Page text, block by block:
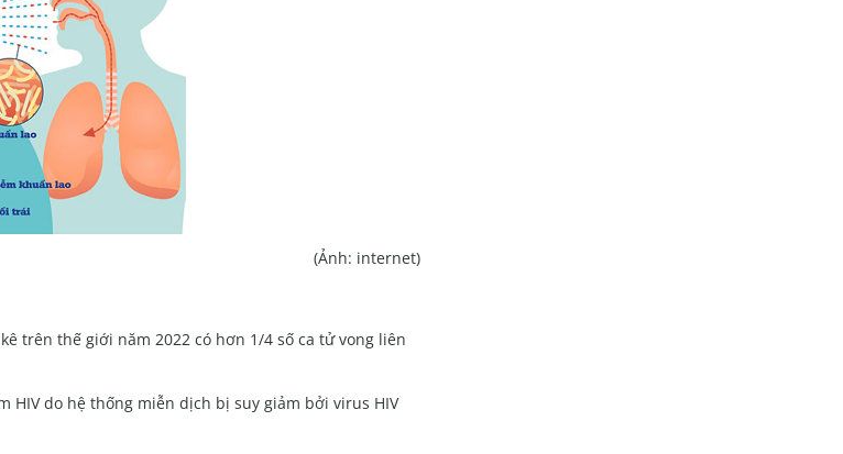
(Ảnh: internet)
trên thế giới năm 2022 có hơn 1/4 số ca tử vong liên
HIV do hệ thống miễn dịch bị suy giảm bởi virus HIV